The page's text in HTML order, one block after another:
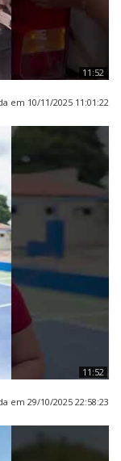
11:52
em 10/11/2025 11:01:22
11:52
em 29/10/2025 22:58:23